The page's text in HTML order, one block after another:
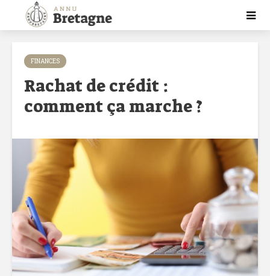
FINANCES
Rachat de crédit :
comment ça marche ?